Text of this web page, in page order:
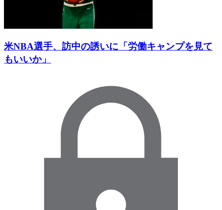
米NBA選手、訪中の誘いに「労働キャンプを見て
もいいか」